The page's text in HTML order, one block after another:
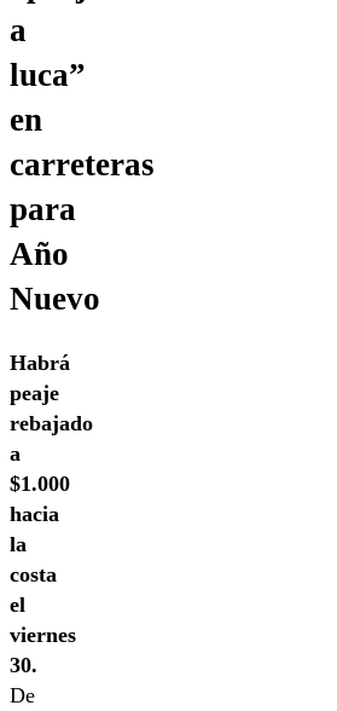
a
luca”
en
carreteras
para
Año
Nuevo
Habrá
peaje
rebajado
a
$1.000
hacia
la
costa
el
viernes
30.
De